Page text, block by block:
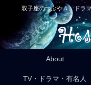
双子座のつぶやき、ドラ
About
TV・ドラマ・有名人